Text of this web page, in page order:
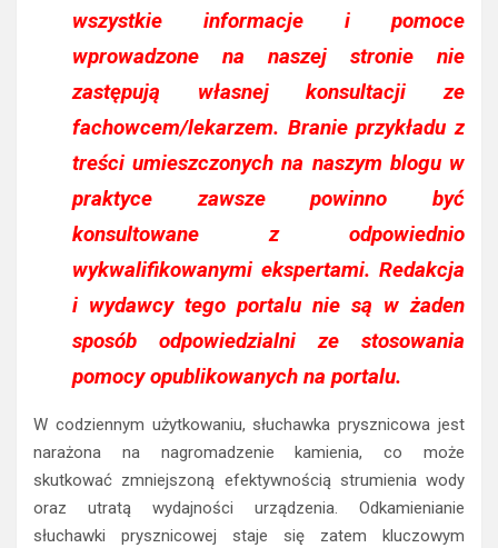
wszystkie informacje i pomoce
wprowadzone na naszej stronie nie
zastępują własnej konsultacji ze
fachowcem/lekarzem. Branie przykładu z
treści umieszczonych na naszym blogu w
praktyce zawsze powinno być
konsultowane z odpowiednio
wykwalifikowanymi ekspertami. Redakcja
i wydawcy tego portalu nie są w żaden
sposób odpowiedzialni ze stosowania
pomocy opublikowanych na portalu.
W codziennym użytkowaniu, słuchawka prysznicowa jest
narażona na nagromadzenie kamienia, co może
skutkować zmniejszoną efektywnością strumienia wody
oraz utratą wydajności urządzenia. Odkamienianie
słuchawki prysznicowej staje się zatem kluczowym